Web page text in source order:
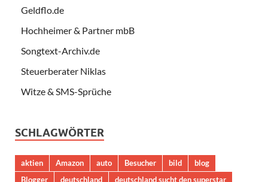
Geldflo.de
Hochheimer & Partner mbB
Songtext-Archiv.de
Steuerberater Niklas
Witze & SMS-Sprüche
SCHLAGWÖRTER
aktien Amazon auto Besucher bild
blog
Blogger
deutschland deutschland sucht den superstar